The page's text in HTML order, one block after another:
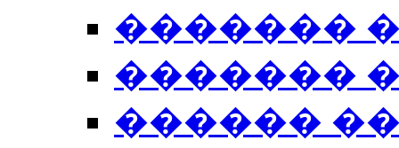
�������
�������
������